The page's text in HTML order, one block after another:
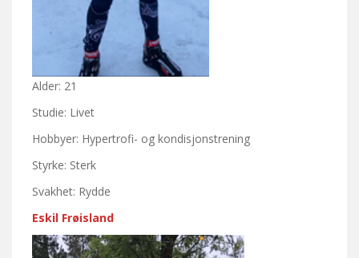
Alder: 21
Studie: Livet
Hobbyer: Hypertrofi- og kondisjonstrening
Styrke: Sterk
Svakhet: Rydde
Eskil Frøisland